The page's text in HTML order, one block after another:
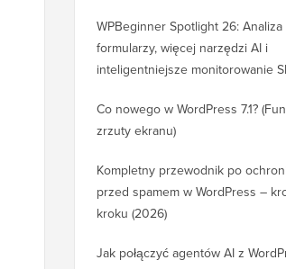
WPBeginner Spotlight 26: Analiza
formularzy, więcej narzędzi AI i
inteligentniejsze monitorowanie
Co nowego w WordPress 7.1?
zrzuty ekranu)
Kompletny przewodnik po
przed spamem w WordPress –
kroku (2026)
Jak połączyć agentów AI z